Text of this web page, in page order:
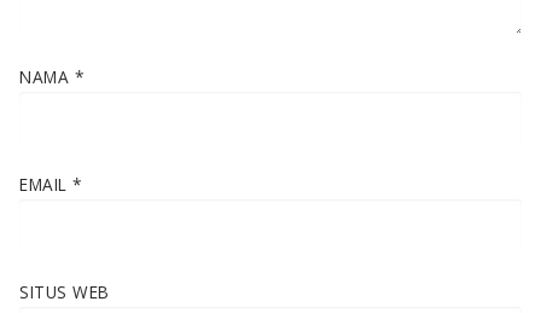
NAMA *
EMAIL *
SITUS WEB